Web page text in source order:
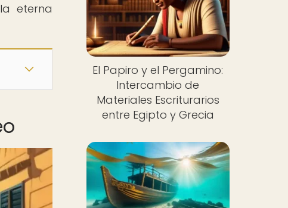
eterna
El Papiro y el Pergamino:
Intercambio de
Materiales Escriturarios
entre Egipto y Grecia